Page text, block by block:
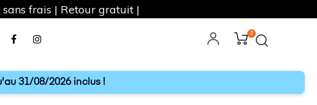
Facebook
0
31/08/2026 inclus !
frais | Retour gratuit |